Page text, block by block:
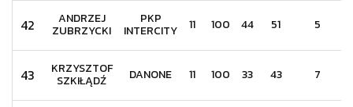
42 ANDRZEJ
ZUBRZYCKI
PKP
INTERCITY 11 100 44 51 5
43 KRZYSZTOF
SZKIŁĄDŹ DANONE 11 100 33 43 7